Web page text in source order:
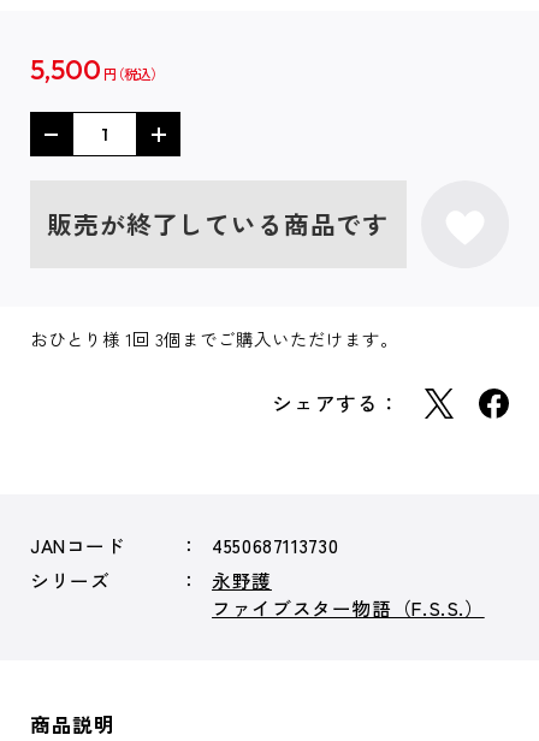
5,500 円
販売が終了している商品です
おひとり様 1回 3個までご購入いただけます。
シェアする：
JANコード
4550687113730
シリーズ
永野護
ファイブスター物語（F.S.S.）
商品説明